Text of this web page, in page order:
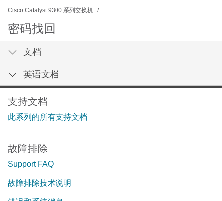
Cisco Catalyst 9300 系列交换机
密码找回
文档
英语文档
支持文档
此系列的所有支持文档
故障排除
Support FAQ
故障排除技术说明